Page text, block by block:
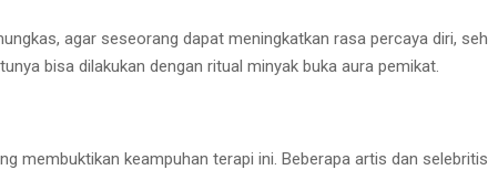
agar seseorang dapat meningkatkan rasa percaya diri,
bisa dilakukan dengan ritual minyak buka aura pemikat.
membuktikan keampuhan terapi ini. Beberapa artis dan